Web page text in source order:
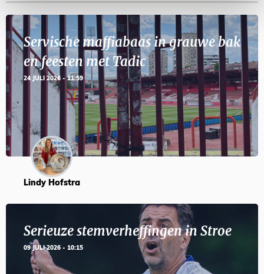
Servische maffiabaas in grauwe bak
en feesten met Tadic
24 JULI 2026 - 11:59
Lindy Hofstra
Serieuze stemverheffingen in Stroe
09 JULI 2026 - 10:15